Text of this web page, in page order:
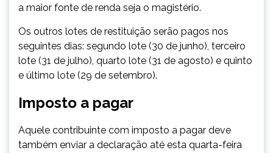
a maior fonte de renda seja o magistério.
Os outros lotes de restituição serão pagos nos
seguintes dias: segundo lote (30 de junho), terceiro
lote (31 de julho), quarto lote (31 de agosto) e quinto
e último lote (29 de setembro).
Imposto a pagar
Aquele contribuinte com imposto a pagar deve
também enviar a declaração até esta quarta-feira